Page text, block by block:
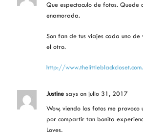
Que espectaculo de fotos. Quede
enamorada.
Son fan de tus viajes cada uno de
el otro.
http://
Justine says on julio 31, 2017
Wow, viendo las fotos me provoco
por compartir tan bonita
Loves,